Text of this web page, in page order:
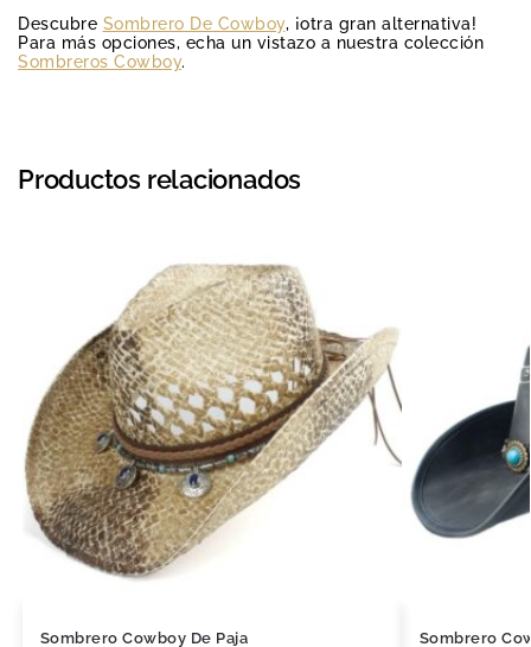
Descubre Sombrero De Cowboy, ¡otra gran alternativa!
Para más opciones, echa un vistazo a nuestra colección
Sombreros Cowboy.
Productos relacionados
Sombrero Cowboy De Paja Sombrero